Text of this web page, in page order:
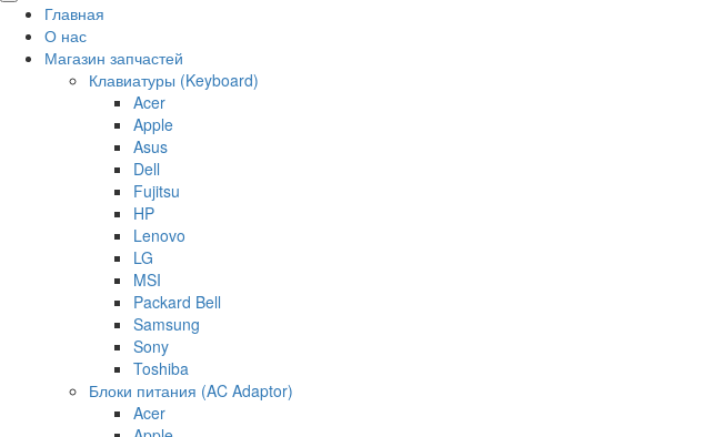
Главная
О нас
Магазин запчастей
Клавиатуры (Keyboard)
Acer
Apple
Asus
Dell
Fujitsu
HP
Lenovo
LG
MSI
Packard Bell
Samsung
Sony
Toshiba
Блоки питания (AC Adaptor)
Acer